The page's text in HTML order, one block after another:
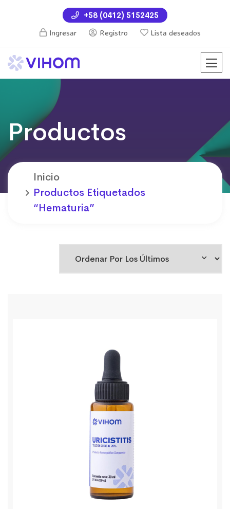
+58 (0412) 5152425
Ingresar
Registro Lista deseados
Productos
Inicio
Productos Etiquetados
“hematuria”